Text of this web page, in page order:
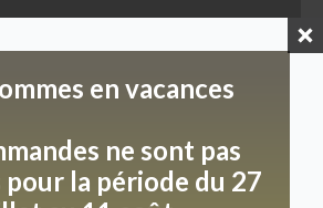
Privée
en vacances
ne sont pas
pour la période du 27